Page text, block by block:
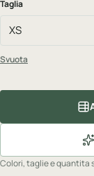
Taglia
Svuota
Colori, taglie e quantita